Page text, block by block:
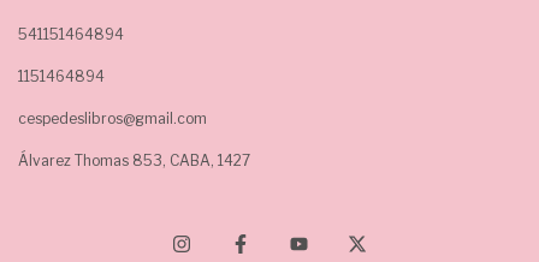
541151464894
1151464894
cespedeslibros@gmail.com
Álvarez Thomas 853, CABA, 1427